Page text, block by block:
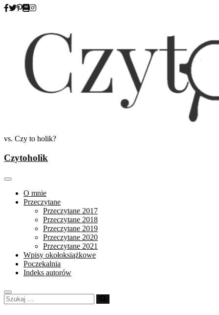
Skip
vs. Czy to holik?
Czytoholik
O mnie
Przeczytane
Przeczytane 2017
Przeczytane 2018
Przeczytane 2019
Przeczytane 2020
Przeczytane 2021
Wpisy okołoksiążkowe
Poczekalnia
Indeks autorów
Szukaj
…